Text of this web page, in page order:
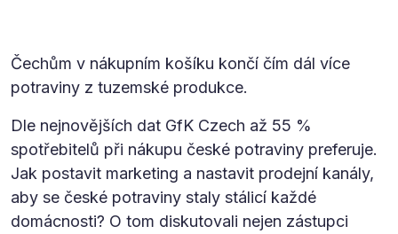
Čechům v nákupním košíku končí čím dál více
potraviny z tuzemské produkce.
Dle nejnovějších dat GfK Czech až 55 %
spotřebitelů při nákupu české potraviny preferuje.
Jak postavit marketing a nastavit prodejní kanály,
aby se české potraviny staly stálicí každé
domácnosti? O tom diskutovali nejen zástupci